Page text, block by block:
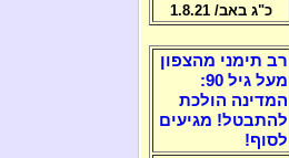
כ"ג באב/ 1.8.21
רב תימני מהצפון
מעל גיל 90:
המדינה הולכת
להתבטל! מגיעים
לסוף!